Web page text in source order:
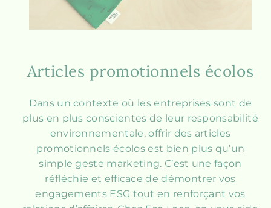
Articles promotionnels écolos
Dans un contexte où les entreprises sont de
plus en plus conscientes de leur responsabilité
environnementale, offrir des articles
promotionnels écolos est bien plus qu’un
simple geste marketing. C’est une façon
réfléchie et efficace de démontrer vos
engagements ESG tout en renforçant vos